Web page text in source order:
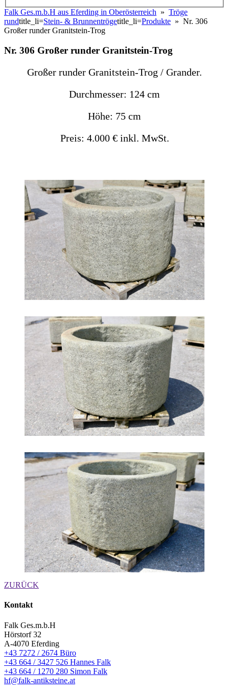
Falk Ges.m.b.H aus Eferding in Oberösterreich » Tröge
rundtitle_li=Stein- & Brunnentrögetitle_li=Produkte » Nr. 306
Großer runder Granitstein-Trog
Nr. 306 Großer runder Granitstein-Trog
Großer runder Granitstein-Trog / Grander.
Durchmesser: 124 cm
Höhe: 75 cm
Preis: 4.000 € inkl. MwSt.
ZURÜCK
Kontakt
Falk Ges.m.b.H
Hörstorf 32
A-4070 Eferding
+43 7272 / 2674 Büro
+43 664 / 3427 526 Hannes Falk
+43 664 / 1270 280 Simon Falk
hf@falk-antiksteine.at